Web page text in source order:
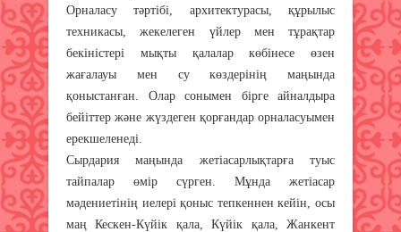
Орналасу тәртібі, архитектурасы, құрылыс
техникасы, жекелеген үйлер мен тұрақтар
бекіністері мықты қалалар көбінесе өзен
жағалауы мен су көздерінің маңында
қоныстанған. Олар сонымен бірге айналдыра
бейіттер және жүздеген қорғандар орналасуымен
ерекшеленеді.
Сырдария маңында жетіасарлықтарға туыс
тайпалар өмір сүрген. Мұнда жетіасар
мәдениетінің иелері қоныс тепкеннен кейін, осы
маң Кескен-Күйік қала, Күйік қала, Жанкент